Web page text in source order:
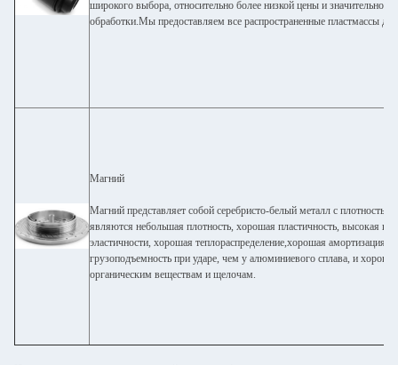
широкого выбора, относительно более низкой цены и значительно
обработки.Мы предоставляем все распространенные пластмассы
Магний
Магний представляет собой серебристо-белый металл с
являются небольшая плотность, хорошая пластичность, высокая
эластичности, хорошая теплораспределение,хорошая амортизация
грузоподъемность при ударе, чем у алюминиевого сплава, и
органическим веществам и щелочам.